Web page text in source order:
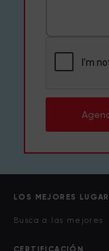
LOS MEJORES
Busca a las mejores